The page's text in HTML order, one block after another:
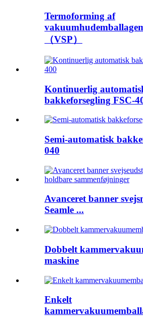
Termoforming af
（VSP）
Kontinuerlig
bakkeforsegling FSC-
Semi-automatisk
040
Avanceret banner
Seamle ...
Dobbelt
maskine
Enkelt